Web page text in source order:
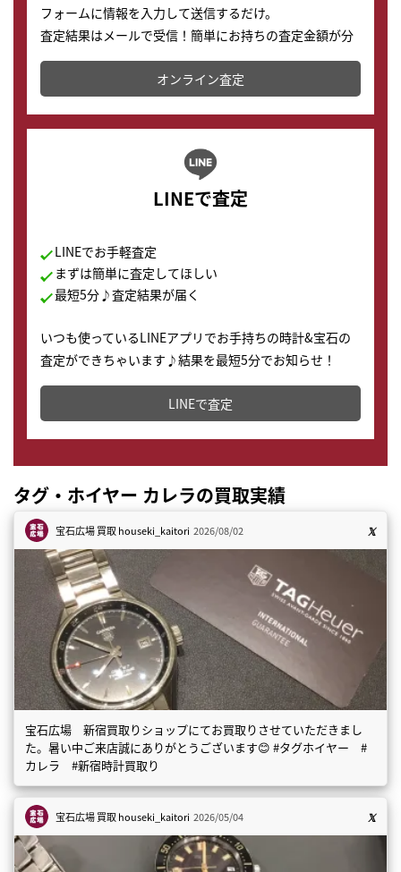
フォームに情報を入力して送信するだけ。
査定結果はメールで受信！簡単にお持ちの査定金額が分
かります。
オンライン査定
LINEで査定
LINEでお手軽査定
まずは簡単に査定してほしい
最短5分♪査定結果が届く
いつも使っているLINEアプリでお手持ちの時計&宝石の
査定ができちゃいます♪結果を最短5分でお知らせ！
どこからでもすぐに査定金額を知ることが出来ます。
LINEで査定
タグ・ホイヤー カレラの買取実績
宝石広場 買取houseki_kaitori 2026/08/02
宝石広場 新宿買取りショップにてお買取りさせていただきまし
た。暑い中ご来店誠にありがとうございます😊 #タグホイヤー #
カレラ #新宿時計買取り
宝石広場 買取houseki_kaitori 2026/05/04